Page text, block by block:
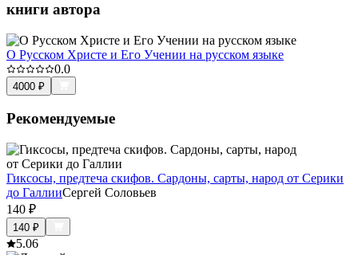
книги автора
О Русском Христе и Его Учении на русском языке
0.0
4000 ₽
Рекомендуемые
Гиксосы, предтеча скифов. Сардоны, сарты, народ от Серики
до ГаллииСергей Соловьев
140 ₽
140 ₽
5.06